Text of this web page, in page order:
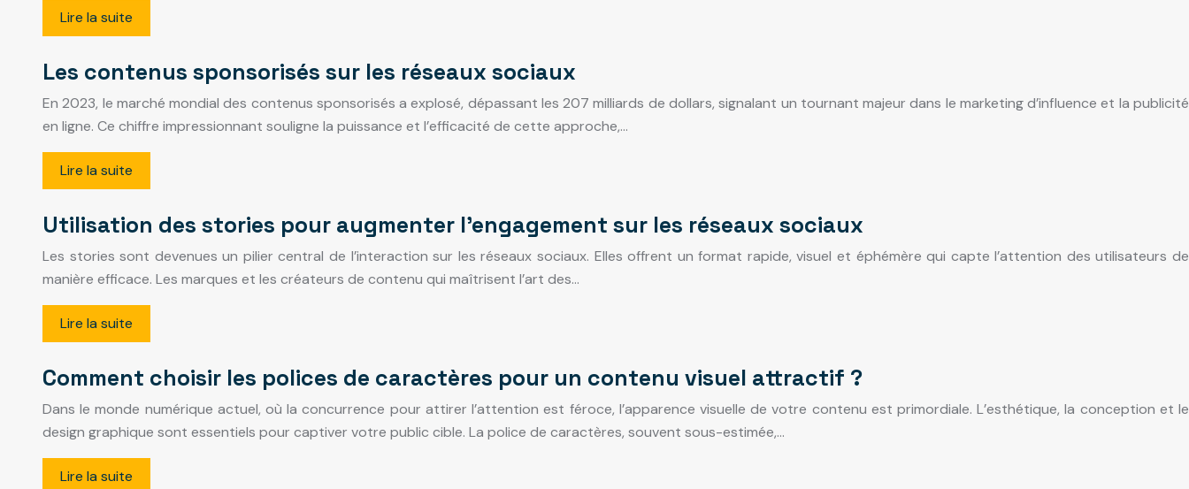
Lire la suite
Les contenus sponsorisés sur les réseaux sociaux
En 2023, le marché mondial des contenus sponsorisés a explosé, dépassant les 207 milliards de dollars, signalant un tournant majeur dans le marketing d’influence et la publicité
en ligne. Ce chiffre impressionnant souligne la puissance et l’efficacité de cette approche,…
Lire la suite
Utilisation des stories pour augmenter l’engagement sur les réseaux sociaux
Les stories sont devenues un pilier central de l’interaction sur les réseaux sociaux. Elles offrent un format rapide, visuel et éphémère qui capte l’attention des utilisateurs de
manière efficace. Les marques et les créateurs de contenu qui maîtrisent l’art des…
Lire la suite
Comment choisir les polices de caractères pour un contenu visuel attractif ?
Dans le monde numérique actuel, où la concurrence pour attirer l’attention est féroce, l’apparence visuelle de votre contenu est primordiale. L’esthétique, la conception et le
design graphique sont essentiels pour captiver votre public cible. La police de caractères, souvent sous-estimée,…
Lire la suite